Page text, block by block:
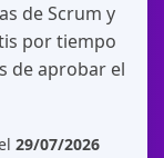
de Scrum y
por tiempo
de aprobar el
29/07/2026